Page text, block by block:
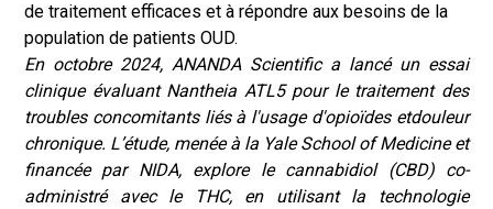
de traitement efficaces et à répondre aux besoins de la
population de patients OUD.
En octobre 2024, ANANDA Scientific a lancé un essai
clinique évaluant Nantheia ATL5 pour le traitement des
troubles concomitants liés à l'usage d'opioïdes etdouleur
chronique. L’étude, menée à la Yale School of Medicine et
financée par NIDA, explore le cannabidiol (CBD) co-
administré avec le THC, en utilisant la technologie